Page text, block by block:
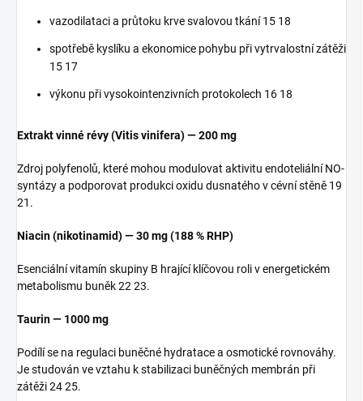
vazodilataci a průtoku krve svalovou tkání 15 18
spotřebě kyslíku a ekonomice pohybu při vytrvalostní zátěži
15 17
výkonu při vysokointenzivních protokolech 16 18
Extrakt vinné révy (Vitis vinifera) — 200 mg
Zdroj polyfenolů, které mohou modulovat aktivitu endoteliální NO-
syntázy a podporovat produkci oxidu dusnatého v cévní stěně 19
21.
Niacin (nikotinamid) — 30 mg (188 % RHP)
Esenciální vitamín skupiny B hrající klíčovou roli v energetickém
metabolismu buněk 22 23.
Taurin — 1000 mg
Podílí se na regulaci buněčné hydratace a osmotické rovnováhy.
Je studován ve vztahu k stabilizaci buněčných membrán při
zátěži 24 25.